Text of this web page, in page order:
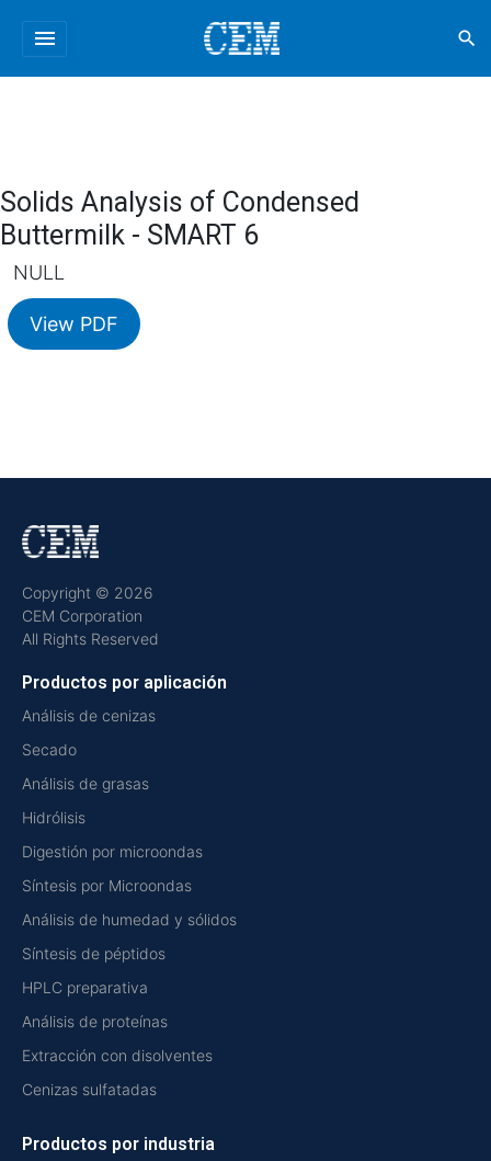
menu search
Solids Analysis of Condensed
Buttermilk - SMART 6
NULL
View PDF
Copyright © 2026
CEM Corporation
All Rights Reserved
Productos por aplicación
Análisis de cenizas
Secado
Análisis de grasas
Hidrólisis
Digestión por microondas
Síntesis por Microondas
Análisis de humedad y sólidos
Síntesis de péptidos
HPLC preparativa
Análisis de proteínas
Extracción con disolventes
Cenizas sulfatadas
Productos por industria